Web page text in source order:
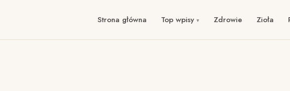
Strona główna Top wpisy Zdrowie Zioła